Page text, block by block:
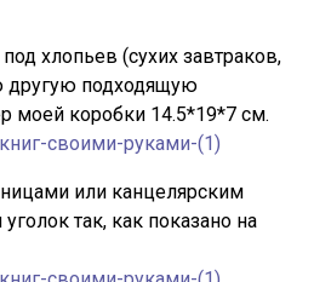
хлопьев (сухих завтраков,
подходящую
моей коробки 14.5*19*7 см.
или канцелярским
так, как показано на